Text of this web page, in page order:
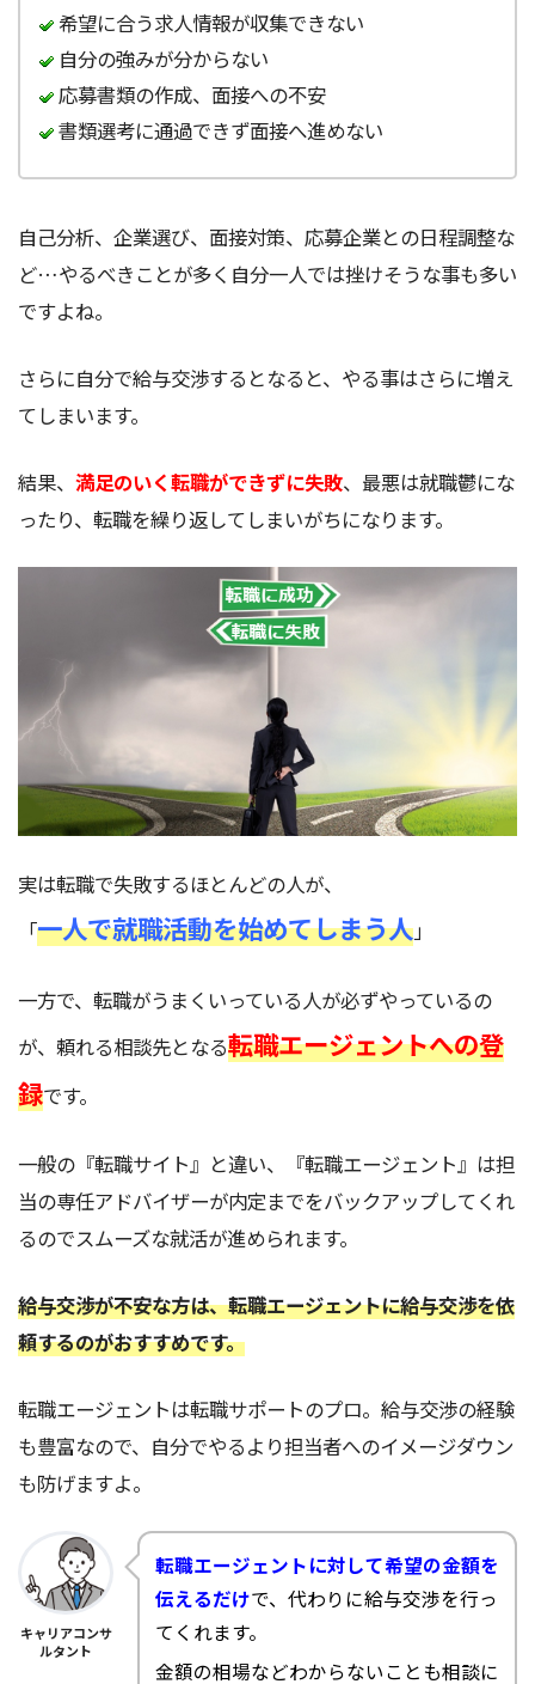
希望に合う求人情報が収集できない
自分の強みが分からない
応募書類の作成、面接への不安
書類選考に通過できず面接へ進めない
自己分析、企業選び、面接対策、応募企業との日程調整な
ど…やるべきことが多く自分一人では挫けそうな事も多い
ですよね。
さらに自分で給与交渉するとなると、やる事はさらに増え
てしまいます。
結果、 満足のいく転職ができずに失敗、最悪は就職鬱にな
ったり、転職を繰り返してしまいがちになります。
実は転職で失敗するほとんどの人が、
「一人で就職活動を始めてしまう人」
一方で、転職がうまくいっている人が必ずやっているの
が、頼れる相談先となる転職エージェントへの登
録です。
一般の『転職サイト』と違い、『転職エージェント』は担
当の専任アドバイザーが内定までをバックアップしてくれ
るのでスムーズな就活が進められます。
給与交渉が不安な方は、転職エージェントに給与交渉を依
頼するのがおすすめです。
転職エージェントは転職サポートのプロ。給与交渉の経験
も豊富なので、自分でやるより担当者へのイメージダウン
も防げますよ。
キャリアコンサ
ルタント
転職エージェントに対して希望の金額を
伝えるだけで、代わりに給与交渉を行っ
てくれます。
金額の相場などわからないことも相談に